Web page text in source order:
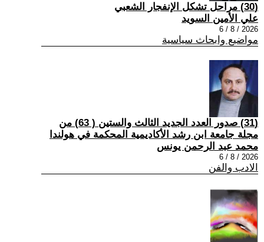
(30) مراحل تشكل الإنفجار الشعبي
علي الأمين السويد
2026 / 8 / 6
مواضيع وابحاث سياسية
(31) صدور العدد الجديد الثالث والستين ( 63) من
مجلة جامعة ابن رشد الأكاديمية المحكمة في هولندا
محمد عبد الرحمن يونس
2026 / 8 / 6
الادب والفن